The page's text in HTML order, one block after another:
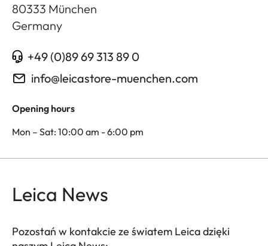
80333 München
Germany
+49 (0)89 69 313 89 0
info@leicastore-muenchen.com
Opening hours
Mon – Sat: 10:00 am - 6:00 pm
Leica News
Pozostań w kontakcie ze światem Leica dzięki